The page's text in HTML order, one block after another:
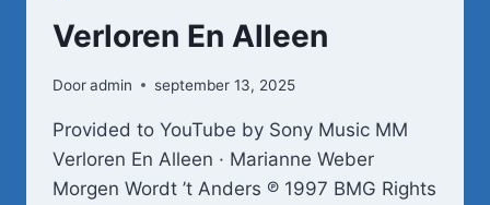
Verloren En Alleen
Dooradmin september 13, 2025
Provided to YouTube by Sony Music MM
Verloren En Alleen · Marianne Weber
Morgen Wordt ’t Anders ℗ 1997 BMG Rights